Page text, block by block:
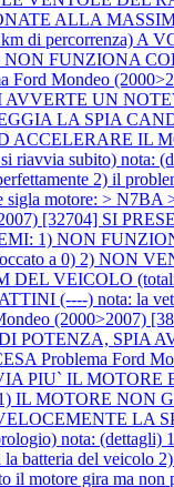
ALLA
di percorrenza) A
FUNZIONA
Ford Mondeo
AVVERTE UN
LA SPIA
ACCELERARE IL
riavvia subito) nota:
2) il
sigla motore: > N7BA
[32704] SI
1) NON
a 0) 2) NON
VEICOLO (totali
(----) nota: la
(2000>2007)
POTENZA, SPIA
Problema Ford
PIU` IL MOTORE
IL MOTORE NON
LA
nota: (dettagli)
la batteria del veicolo
il motore gira ma non